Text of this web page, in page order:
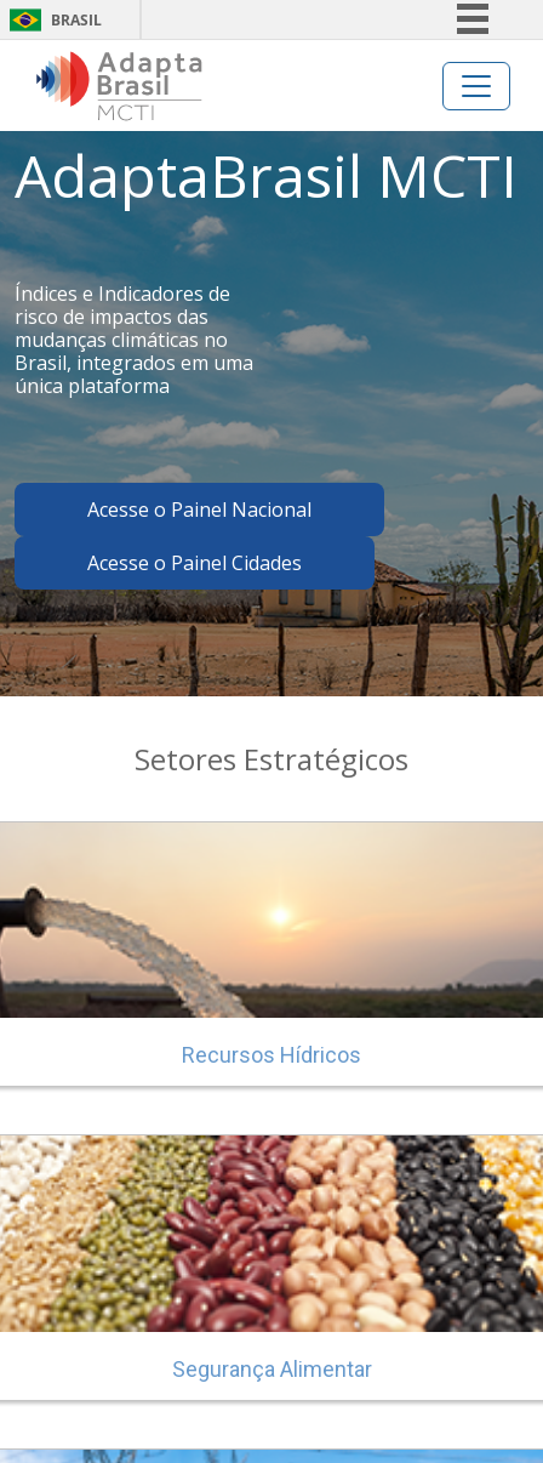
BRASIL
Participe
Acesso à informação
AdaptaBrasil MCTI
Índices e Indicadores de
risco de impactos das
mudanças climáticas no
Brasil, integrados em uma
única plataforma
Acesse o Painel Nacional
Acesse o Painel Cidades
Setores Estratégicos
Recursos Hídricos
Segurança Alimentar